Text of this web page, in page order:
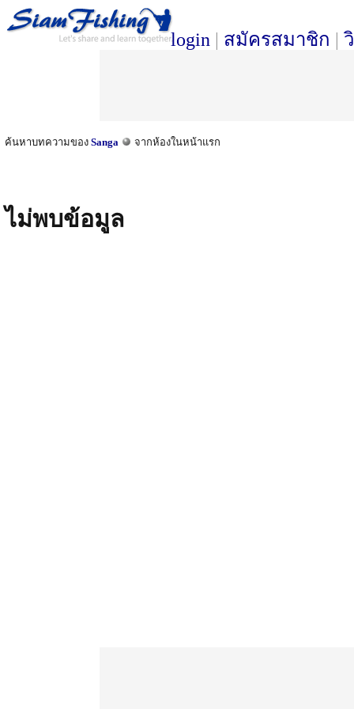
login | สมัครสมาชิก |
ค้นหาบทความของ Sanga จากห้องในหน้าแรก
ไม่พบข้อมูล